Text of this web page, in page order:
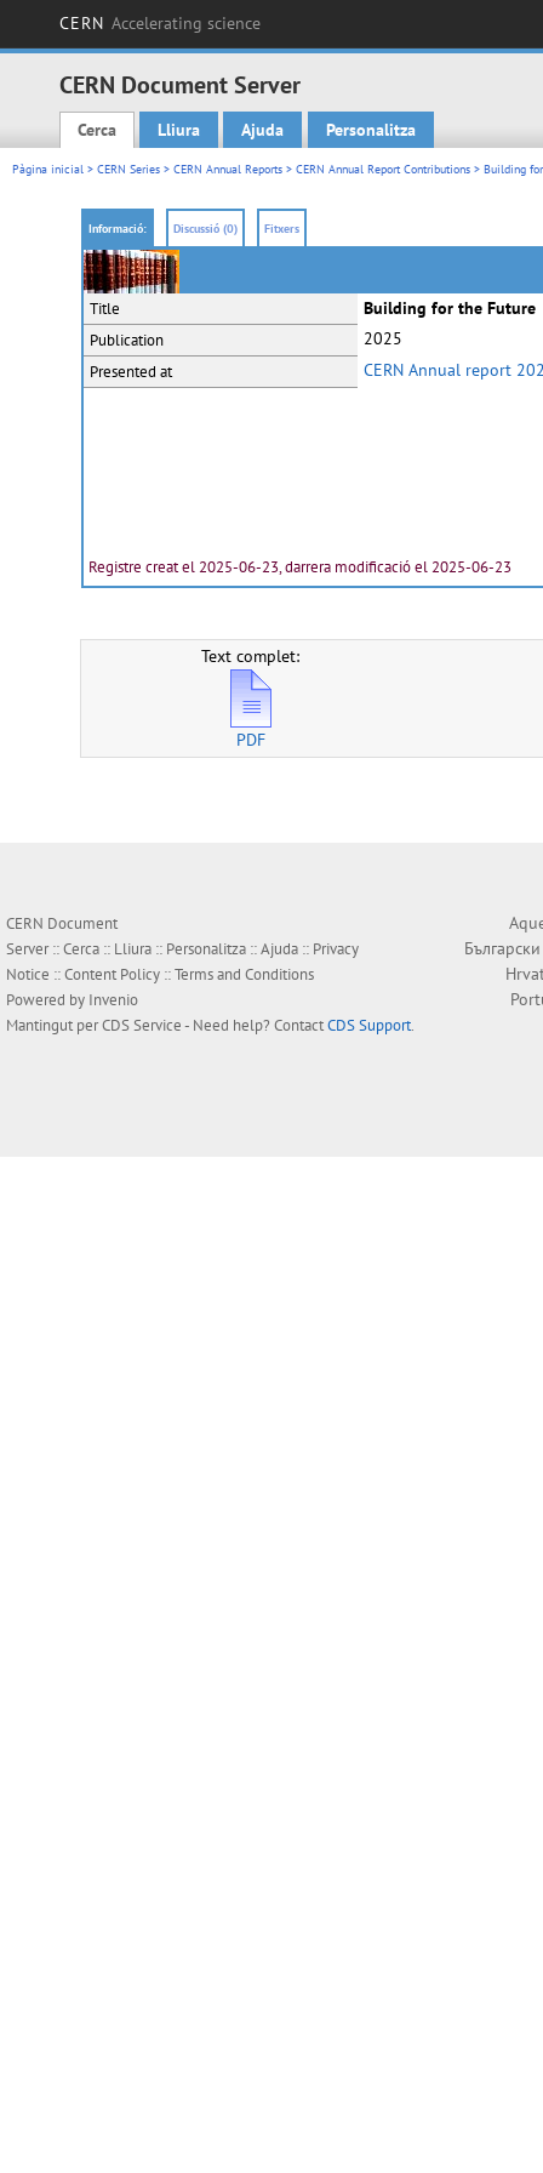
CERN Accelerating science
CERN Document Server
Main menu
Cerca Lliura Ajuda Personalitza
Pàgina inicial > CERN Series > CERN Annual Reports > CERN Annual Report Contributions > Building
Informació: Discussió (0) Fitxers
Title Building for the Future
Publication 2025
Presented at CERN Annual report
Registre creat el 2025-06-23, darrera modificació el 2025-06-23
Text complet:
PDF
CERN Document
Server ::Cerca :: Lliura :: Personalitza ::Ajuda :: Privacy
Notice ::Content Policy ::Terms and Conditions
Powered by Invenio
Mantingut perCDS Service- Need help? ContactCDS Support.
Български